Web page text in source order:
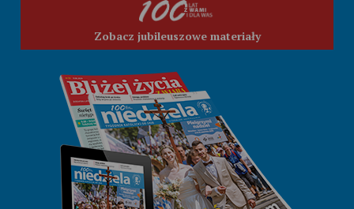
Zobacz jubileuszowe materiały